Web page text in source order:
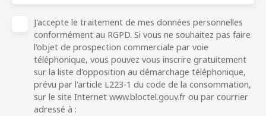
J'accepte le traitement de mes données personnelles
conformément au RGPD. Si vous ne souhaitez pas faire
l'objet de prospection commerciale par voie
téléphonique, vous pouvez vous inscrire gratuitement
sur la liste d'opposition au démarchage téléphonique,
prévu par l'article L223-1 du code de la consommation,
sur le site Internet www.bloctel.gouv.fr ou par courrier
adressé à :